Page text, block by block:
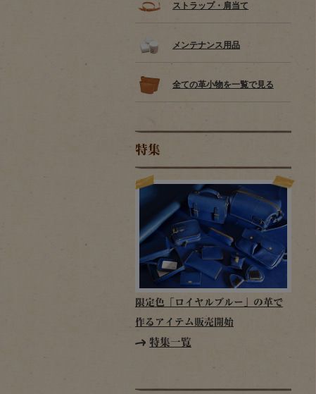
ストラップ・肩当て
メンテナンス用品
全ての革小物を一覧で見る
特集
限定色「ロイヤルブルー」の革で
作るアイテム販売開始
特集一覧